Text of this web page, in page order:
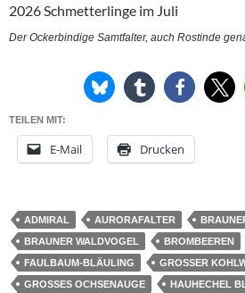
Der Ockerbindige Samtfalter, auch Rostinde
TEILEN MIT:
E-Mail Drucken
ADMIRAL AURORAFALTER
BRAUNER WALDVOGEL
BROMBEEREN
FAULBAUM-BLÄULING
GROSSER
GROSSES OCHSENAUGE
HAUHECHEL